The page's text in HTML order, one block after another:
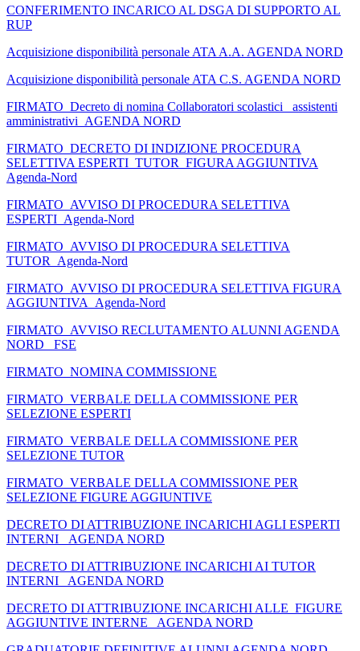
CONFERIMENTO INCARICO AL DSGA DI SUPPORTO AL
RUP
Acquisizione disponibilità personale ATA A.A. AGENDA NORD
Acquisizione disponibilità personale ATA C.S. AGENDA NORD
FIRMATO_Decreto di nomina Collaboratori scolastici _assistenti
amministrativi_AGENDA NORD
FIRMATO_DECRETO DI INDIZIONE PROCEDURA
SELETTIVA ESPERTI_TUTOR_FIGURA AGGIUNTIVA
Agenda-Nord
FIRMATO_AVVISO DI PROCEDURA SELETTIVA
ESPERTI_Agenda-Nord
FIRMATO_AVVISO DI PROCEDURA SELETTIVA
TUTOR_Agenda-Nord
FIRMATO_AVVISO DI PROCEDURA SELETTIVA FIGURA
AGGIUNTIVA_Agenda-Nord
FIRMATO_AVVISO RECLUTAMENTO ALUNNI AGENDA
NORD _FSE
FIRMATO_NOMINA COMMISSIONE
FIRMATO_VERBALE DELLA COMMISSIONE PER
SELEZIONE ESPERTI
FIRMATO_VERBALE DELLA COMMISSIONE PER
SELEZIONE TUTOR
FIRMATO_VERBALE DELLA COMMISSIONE PER
SELEZIONE FIGURE AGGIUNTIVE
DECRETO DI ATTRIBUZIONE INCARICHI AGLI ESPERTI
INTERNI _AGENDA NORD
DECRETO DI ATTRIBUZIONE INCARICHI AI TUTOR
INTERNI_ AGENDA NORD
DECRETO DI ATTRIBUZIONE INCARICHI ALLE FIGURE
AGGIUNTIVE INTERNE_ AGENDA NORD